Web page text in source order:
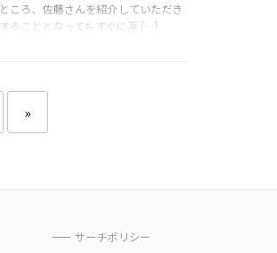
ころ、佐藤さんを紹介していただき
ることとなってもすぐに返 […]
»
サーチポリシー